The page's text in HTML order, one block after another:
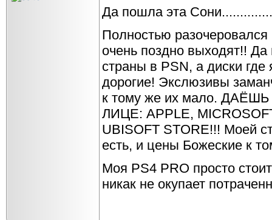
Да пошла эта
Полностью
очень поздно выходят!!
страны в PSN, а диски
дорогие! Экслюзивы
к тому же их мало.
ЛИЦЕ: APPLE,
UBISOFT STORE!!! Моей
есть, и цены Божеские к
Моя PS4 PRO просто
никак не окупает